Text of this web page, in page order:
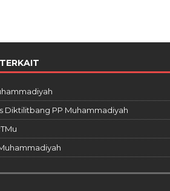
Diktilitbang PP Muhammadiyah